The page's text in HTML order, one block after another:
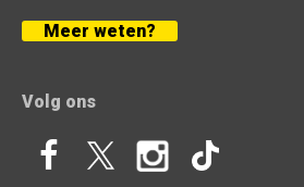
Meer weten?
Volg ons